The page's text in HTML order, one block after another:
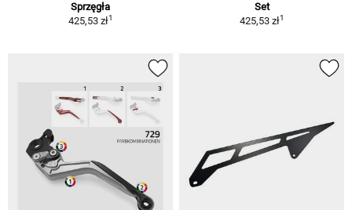
Sprzęgła
425,53 zł1
Set
425,53 zł1